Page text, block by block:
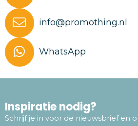
info@promothing.nl
WhatsApp
Inspiratie nodig?
Schrijf je in voor de nieuwsbrief en